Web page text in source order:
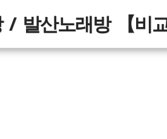
발산노래방 【비교